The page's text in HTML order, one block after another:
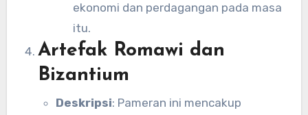
ekonomi dan perdagangan pada masa
itu.
Artefak Romawi dan
Bizantium
Deskripsi: Pameran ini mencakup